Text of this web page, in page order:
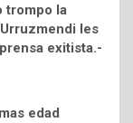
trompo la
les
exitista.-
edad